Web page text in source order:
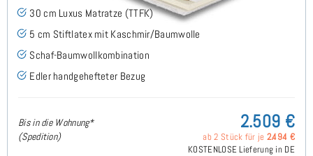
30 cm Luxus Matratze (TTFK)
5 cm Stiftlatex mit Kaschmir/Baumwolle
Schaf-Baumwollkombination
Edler handgehefteter Bezug
Bis in die Wohnung*
(Spedition)
2.509 €
ab 2 Stück für je 2.494 €
KOSTENLOSE Lieferung in DE